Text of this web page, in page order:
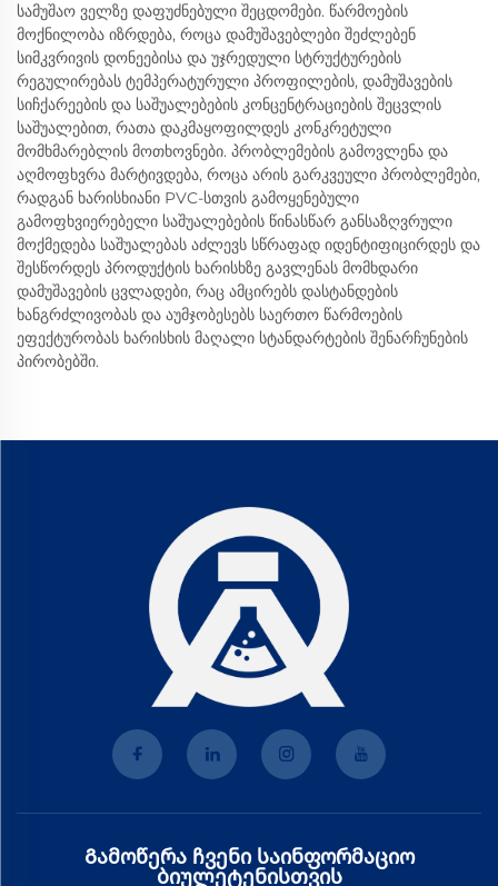
სამუშაო ველზე დაფუძნებული შეცდომები. წარმოების
მოქნილობა იზრდება, როცა დამუშავებლები შეძლებენ
სიმკვრივის დონეებისა და უჯრედული სტრუქტურების
რეგულირებას ტემპერატურული პროფილების, დამუშავების
სიჩქარეების და საშუალებების კონცენტრაციების შეცვლის
საშუალებით, რათა დაკმაყოფილდეს კონკრეტული
მომხმარებლის მოთხოვნები. პრობლემების გამოვლენა და
აღმოფხვრა მარტივდება, როცა არის გარკვეული პრობლემები,
რადგან ხარისხიანი PVC-სთვის გამოყენებული
გამოფხვიერებელი საშუალებების წინასწარ განსაზღვრული
მოქმედება საშუალებას აძლევს სწრაფად იდენტიფიცირდეს და
შესწორდეს პროდუქტის ხარისხზე გავლენას მომხდარი
დამუშავების ცვლადები, რაც ამცირებს დასტანდების
ხანგრძლივობას და აუმჯობესებს საერთო წარმოების
ეფექტურობას ხარისხის მაღალი სტანდარტების შენარჩუნების
პირობებში.
Გამოწერა ჩვენი საინფორმაციო
ბიულეტენისთვის